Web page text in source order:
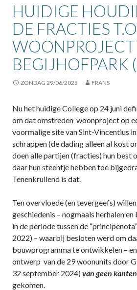
HUIDIGE
DE FRACTIES
BEGIJHOFPARK
ZONDAG 29/06/2025 FRANS
Nu het huidige College op 24 juni
om dat omstreden woonproject op
voormalige site van Sint-Vincentius
schrappen (de dading alleen al kost
doen alle partijen (fracties) hun best
daar hun steentje hebben toe
Tenenkrullend is dat.
Ten overvloede (en tevergeefs)
geschiedenis – nogmaals herhalen
in de periode tussen de
2022) – waarbij besloten werd om
bouwprogramma te ontwikkelen –
ontwerp van de 29 woonunits door
32 september 2024) van geen
gekomen.